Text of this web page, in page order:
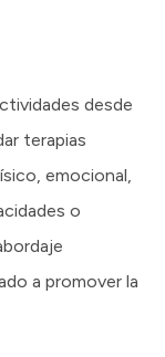
desde
terapias
emocional,
o
a promover la